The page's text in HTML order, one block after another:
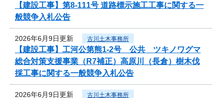
【建設工事】第8-111号 道路標示施工工事に関する一
般競争入札公告
2026年6月9日更新 古川土木事務所
【建設工事】工河公第熊1-2号 公共 ツキノワグマ
総合対策支援事業（R7補正）高原川（長倉）樹木伐
採工事に関する一般競争入札公告
2026年6月9日更新 古川土木事務所